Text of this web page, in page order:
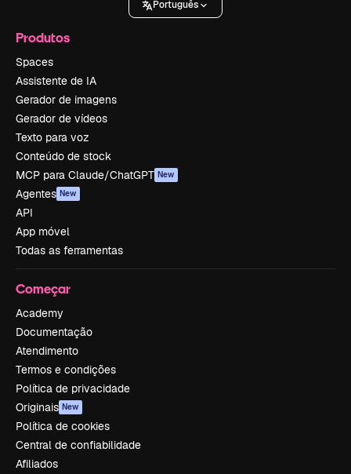
Português
Produtos
Spaces
Assistente de IA
Gerador de imagens
Gerador de vídeos
Texto para voz
Conteúdo de stock
MCP para Claude/ChatGPT New
Agentes New
API
App móvel
Todas as ferramentas
Começar
Academy
Documentação
Atendimento
Termos e condições
Política de privacidade
Originais New
Política de cookies
Central de confiabilidade
Afiliados